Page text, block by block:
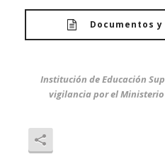
Documentos
Institución de Educación
vigilancia por el